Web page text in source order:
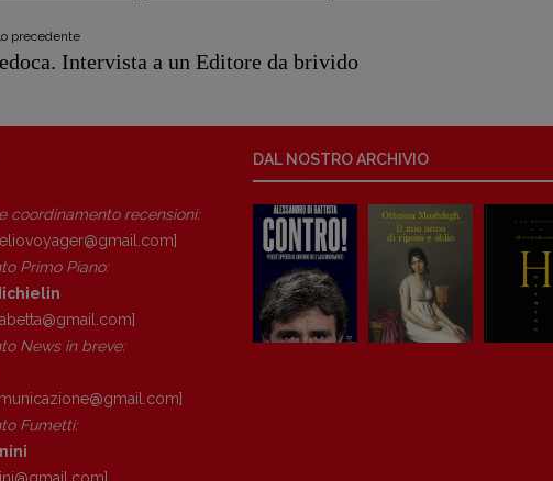
precedente
Intervista a un Editore da brivido
coordinamento recensioni:
Primo Piano:
News in breve:
com]
Fumetti:
DAL NOSTRO ARCHIVIO